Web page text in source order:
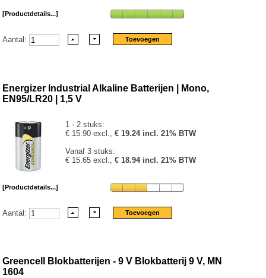
[Productdetails...]
Aantal:
Energizer Industrial Alkaline Batterijen | Mono,
EN95/LR20 | 1,5 V
1 - 2 stuks:
€ 15.90 excl.,€ 19.24 incl. 21% BTW
Vanaf 3 stuks:
€ 15.65 excl.,€ 18.94 incl. 21% BTW
[Productdetails...]
Aantal:
Greencell Blokbatterijen - 9 V Blokbatterij 9 V, MN
1604